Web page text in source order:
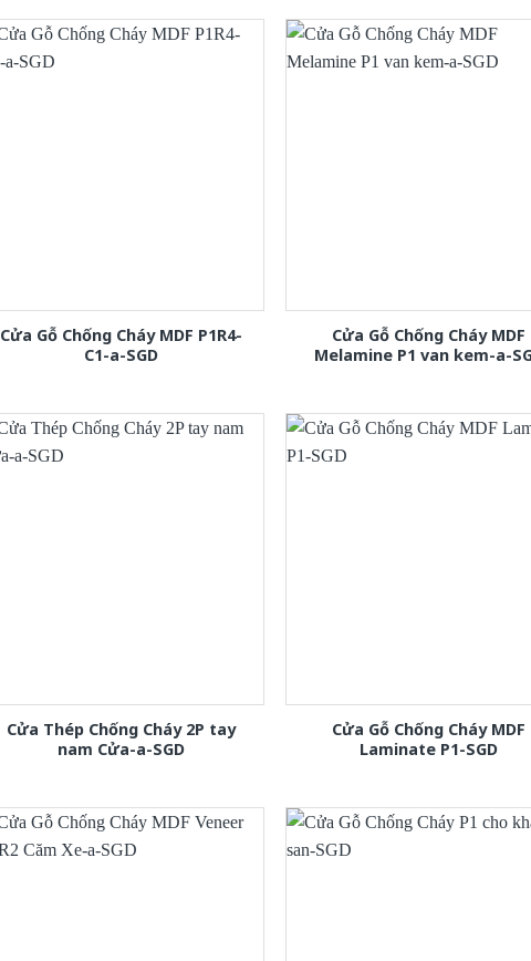
Cửa Gỗ Chống Cháy MDF P1R4-
C1-a-SGD
Cửa Gỗ Chống Cháy MDF
Melamine P1 van kem-a-
Cửa Thép Chống Cháy 2P tay
nam Cửa-a-SGD
Cửa Gỗ Chống Cháy MDF
Laminate P1-SGD